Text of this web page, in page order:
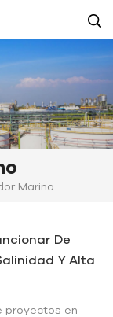
Marino
De
Y Alta
frecuente 2: ¿Hacer? enfriadores marinos ¿Requieren más mantenimiento?En general, sí. Los entornos marinos son naturalmente más hostiles que los entornos industriales interiores. Sin embargo, los enfriadores marinos diseñados correctamente pueden mantener un funcionamiento estable a largo plazo si los operadores realizan regularmente lo siguiente:Intercambiadores de calor limpiosCompruebe los recubrimientos anticorrosión.Inspeccione las conexiones eléctricas.Eliminar la acumulación de salMonitorear las condiciones del refrigeranteEl mantenimiento preventivo es especialmente importante para los equipos marinos, ya que las reparaciones de emergencia en alta mar son considerablemente más costosas. Caso práctico real: Cómo Hengde ayudó a un cliente de las Maldivas a resolver los problemas de refrigeración de su buque pesquero.Hengde trabajó con un cliente de las Maldivas que operaba varios barcos pesqueros locales. Inicialmente, el cliente utilizaba enfriadores industriales convencionales adquiridos a través de un proveedor local, pero tras menos de un año de funcionamiento, comenzaron a surgir múltiples problemas. Los problemas más importantes fueron:Corrosión severa en las aletas del condensador.Alarmas eléctricas frecuentes durante el clima húmedoRendimiento de refrigeración inestable tras un funcionamiento continuo.Óxido alrededor de las conexiones de tuberías y estructuras de montaje. Debido a que los buques operaban casi a diario en entornos de agua de mar con alta concentración de sal, los enfriadores estándar simplemente no podían soportar las condiciones locales. Tras analizar el entorno operativo con el cliente, Hengde rediseñó el sistema específicamente para uso marítimo. La solución mejorada incluía:Protección anticorrosión mejoradaMateriales de condensador más adecuados para el funcionamiento en zonas costeras.Sellado reforzado del armario eléctricoMayor resistencia a las vibraciones para su instalación a bordo.Control de temperatura más estable durante operaciones de navegación continuas En aplicaciones marinas, como en buques pesqueros, el espacio es siempre extremadamente limitado. En muchos casos, el diseño de un enfriador marino debe ser significativamente más compacto que el de los enfriadores industriales terrestres. Esto no es solo una cuestión estética, sino un requisito práctico derivado de las limitaciones de la distribución del buque, donde cada met